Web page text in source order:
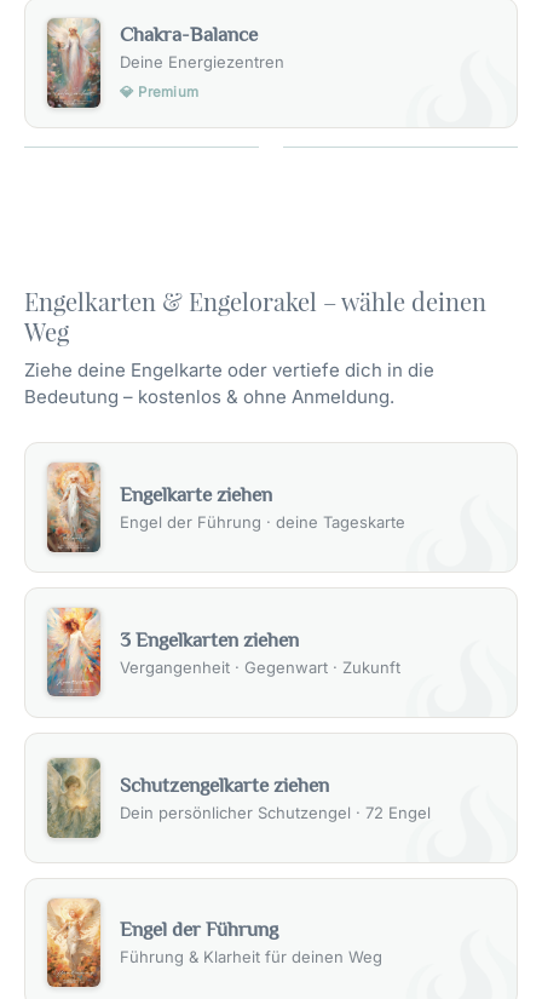
Chakra-Balance
Deine Energiezentren
💎 Premium
Engelkarten & Engelorakel – wähle deinen
Weg
Ziehe deine Engelkarte oder vertiefe dich in die
Bedeutung – kostenlos & ohne Anmeldung.
Engelkarte ziehen
Engel der Führung · deine Tageskarte
3 Engelkarten ziehen
Vergangenheit · Gegenwart · Zukunft
Schutzengelkarte ziehen
Dein persönlicher Schutzengel · 72 Engel
Engel der Führung
Führung & Klarheit für deinen Weg